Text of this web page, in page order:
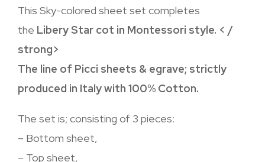
This Sky-colored sheet set completes
the Libery Star cot in Montessori style. < /
strong>
The line of Picci sheets & egrave; strictly
produced in Italy with 100% Cotton.
The set is; consisting of 3 pieces:
– Bottom sheet,
– Top sheet,